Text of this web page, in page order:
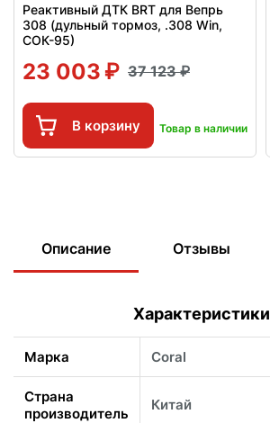
Реактивный ДТК BRT для Вепрь
308 (дульный тормоз, .308 Win,
СОК-95)
23 003 37 123
В корзину Товар в наличии
Описание Отзывы
Характеристики
Марка Coral
Страна
производитель
Китай